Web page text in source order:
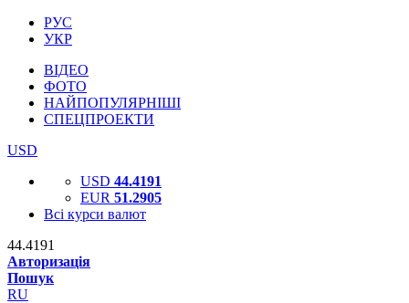
РУС
УКР
ВІДЕО
ФОТО
НАЙПОПУЛЯРНІШІ
СПЕЦПРОЕКТИ
USD
USD 44.4191
EUR 51.2905
Всі курси валют
44.4191
Авторизація
Пошук
RU